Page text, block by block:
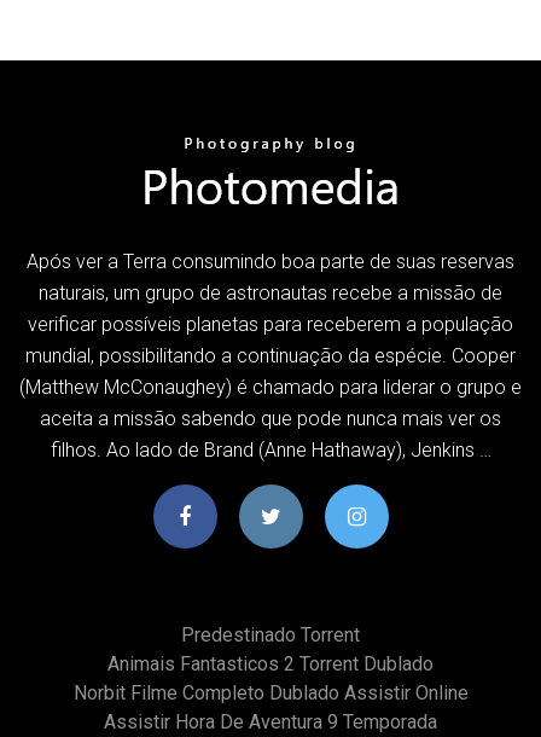
Após ver a Terra consumindo boa parte de suas reservas
naturais, um grupo de astronautas recebe a missão de
verificar possíveis planetas para receberem a população
mundial, possibilitando a continuação da espécie. Cooper
(Matthew McConaughey) é chamado para liderar o grupo e
aceita a missão sabendo que pode nunca mais ver os
filhos. Ao lado de Brand (Anne Hathaway), Jenkins …
Predestinado Torrent
Animais Fantasticos 2 Torrent Dublado
Norbit Filme Completo Dublado Assistir Online
Assistir Hora De Aventura 9 Temporada